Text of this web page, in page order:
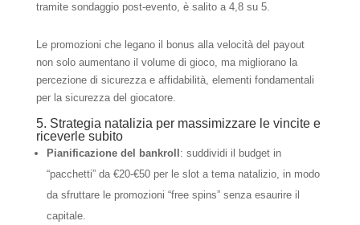
tramite sondaggio post‑evento, è salito a 4,8 su 5.
Le promozioni che legano il bonus alla velocità del payout
non solo aumentano il volume di gioco, ma migliorano la
percezione di sicurezza e affidabilità, elementi fondamentali
per la sicurezza del giocatore.
5. Strategia natalizia per massimizzare le vincite e
riceverle subito
Pianificazione del bankroll : suddividi il budget in
“pacchetti” da €20‑€50 per le slot a tema natalizio, in modo
da sfruttare le promozioni “free spins” senza esaurire il
capitale.